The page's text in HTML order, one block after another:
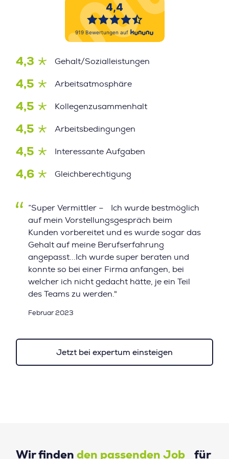
4,3 Gehalt/Sozialleistungen
4,5 Arbeitsatmosphäre
4,5 Kollegenzusammenhalt
4,5 Arbeitsbedingungen
4,5 Interessante Aufgaben
4,6 Gleichberechtigung
”Super Vermittler – Ich wurde bestmöglich
auf mein Vorstellungsgespräch beim
Kunden vorbereitet und es wurde sogar das
Gehalt auf meine Berufserfahrung
angepasst...Ich wurde super beraten und
konnte so bei einer Firma anfangen, bei
welcher ich nicht gedacht hätte, je ein Teil
des Teams zu werden."
Februar 2023
Jetzt bei expertum einsteigen
Wir finden den passenden Job für